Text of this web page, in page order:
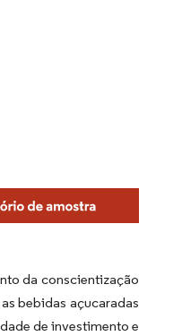
da conscientização
bebidas açucaradas
de investimento e